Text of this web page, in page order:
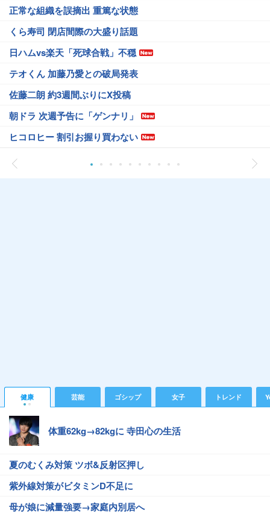
正常な組織を誤摘出 重篤な状態
くら寿司 閉店間際の大盛り話題
日ハムvs楽天「死球合戦」不穏
テオくん 加藤乃愛との破局発表
佐藤二朗 約3週間ぶりにX投稿
朝ドラ 次週予告に「ゲンナリ」
ヒコロヒー 割引お握り買わない
健康 芸能 ゴシップ 女子 トレンド
体重62kg→82kgに 寺田心の生活
夏のむくみ対策 ツボ&反射区押し
紫外線対策がビタミンD不足に
母が娘に減量強要→家庭内別居へ